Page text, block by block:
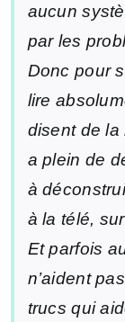
aucun
par les
Donc pour
lire
disent de la
a plein de
à
à la télé,
Et parfois
n’aident
trucs qui